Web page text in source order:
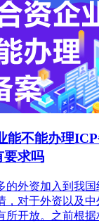
能不能办理
要求吗
的外资加入到我
，对于外资以及
所开放。之前根